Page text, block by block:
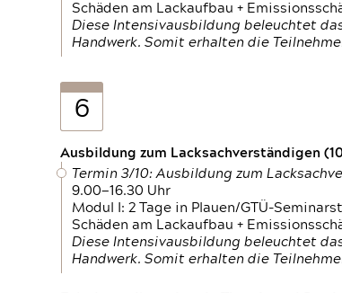
Schäden am Lackaufbau +
Diese Intensivausbildung beleuchtet
Handwerk. Somit erhalten die
6
Ausbildung zum Lacksachverständigen
Termin 3/10: Ausbildung zum
9.00—16.30 Uhr
Modul I: 2 Tage in Plauen/GTÜ-
Schäden am Lackaufbau +
Diese Intensivausbildung beleuchtet
Handwerk. Somit erhalten die